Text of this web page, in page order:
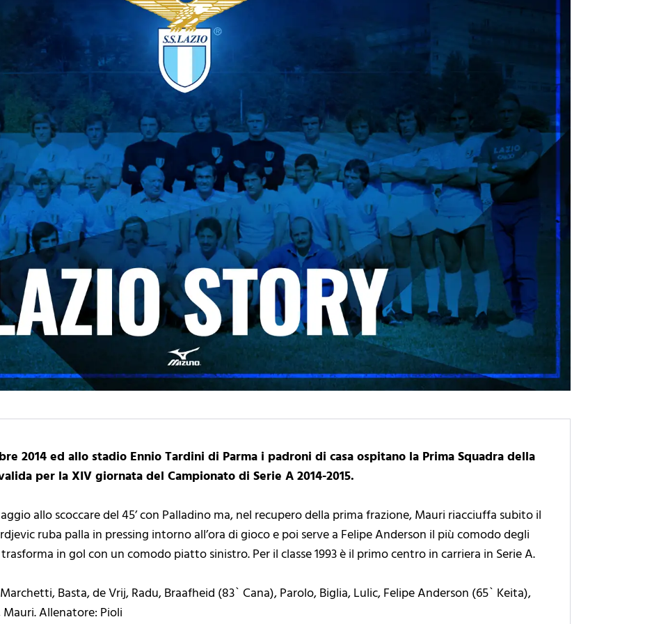
2014 ed allo stadio Ennio Tardini di Parma i padroni di casa ospitano la Prima Squadra della
per la XIV giornata del Campionato di Serie A 2014-2015.
allo scoccare del 45’ con Palladino ma, nel recupero della prima frazione, Mauri riacciuffa subito il
ruba palla in pressing intorno all’ora di gioco e poi serve a Felipe Anderson il più comodo degli
in gol con un comodo piatto sinistro. Per il classe 1993 è il primo centro in carriera in Serie A.
Basta, de Vrij, Radu, Braafheid (83` Cana), Parolo, Biglia, Lulic, Felipe Anderson (65` Keita),
Allenatore: Pioli